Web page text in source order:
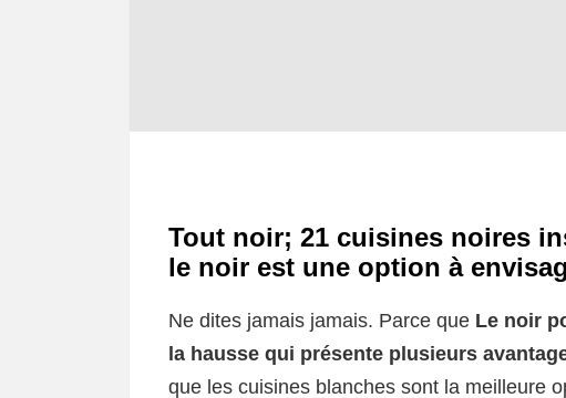
Tout noir; 21 cuisines noires
le noir est une option à
Ne dites jamais jamais. Parce que Le noir
la hausse qui présente plusieurs
que les cuisines blanches sont la meilleure